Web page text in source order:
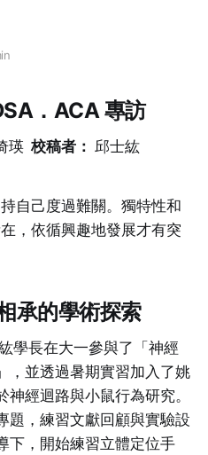
．ACA 專訪
瑛 校稿者： 邱士紘
自己度過難關。獨特性和
，依循興趣地發展才有突
承的學術探索
學長在大一參與了「神經
，並透過暑期實習加入了姚
經迴路與小鼠行為研究。
題，練習文獻回顧與實驗設
下，開始練習立體定位手